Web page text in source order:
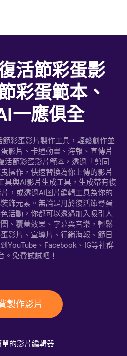
活節彩蛋影
彩蛋範本、
一應俱全
彩蛋影片製作工具，輕鬆創作並
影片、卡通動畫、海報、宣傳片
活節彩蛋影片範本，透過「剪同
操作，快速替換為你上傳的影片
具與AI影片生成工具，生成帶有復
，或透過AI圖片編輯工具為你的
飾元素。無論是用於復活節尋蛋
活動，你都可以透過加入吸引人
、覆蓋效果、字幕與音樂，輕鬆
影片、宣導片、行銷海報、節日
YouTube、Facebook、IG等社群
。免費試試吧！
製作影片
單的影片編輯器